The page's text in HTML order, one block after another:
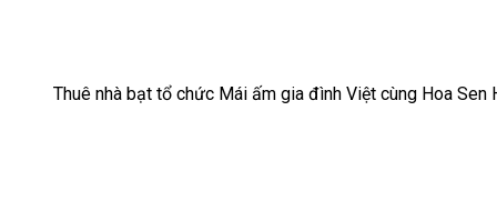
Thuê nhà bạt tổ chức Mái ấm gia đình Việt cùng Hoa Sen